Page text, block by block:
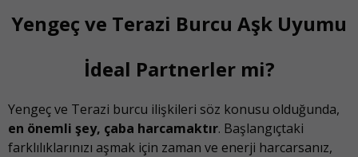
Yengeç ve Terazi Burcu Aşk Uyumu
İdeal Partnerler mi?
Yengeç ve Terazi burcu ilişkileri söz konusu olduğunda,
en önemli şey, çaba harcamaktır. Başlangıçtaki
farklılıklarınızı aşmak için zaman ve enerji harcarsanız,